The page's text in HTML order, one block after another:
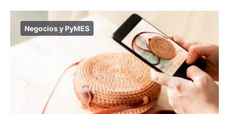
Negocios y PyMES